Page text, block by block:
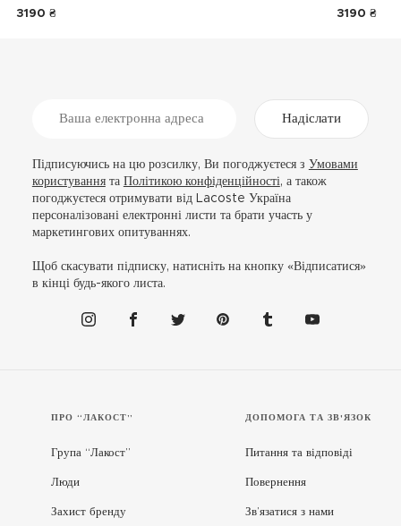
3190 ₴ 3190 ₴
Надіслати
Підписуючись на цю розсилку, Ви погоджуєтеся з Умовами
користуваннята Політикою конфіденційності, а також
погоджуєтеся отримувати від Lacoste Україна
персоналізовані електронні листи та брати участь у
маркетингових опитуваннях.
Щоб скасувати підписку, натисніть на кнопку «Відписатися»
в кінці будь-якого листа.
ПРО “ЛАКОСТ”
Група “Лакост”
Люди
Захист бренду
ДОПОМОГА ТА ЗВ'ЯЗОК
Питання та відповіді
Повернення
Зв’язатися з нами